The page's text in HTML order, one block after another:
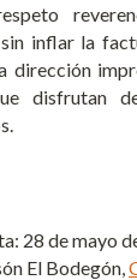
inflar la
dirección
disfrutan
28 de mayo
El Bodegón,